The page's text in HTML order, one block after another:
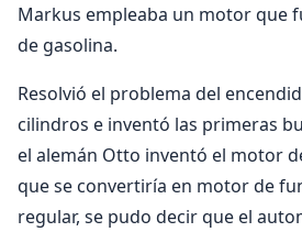
Markus empleaba un motor que
de gasolina.
Resolvió el problema del
cilindros e inventó las primeras
el alemán Otto inventó el motor
que se convertiría en motor de
regular, se pudo decir que el